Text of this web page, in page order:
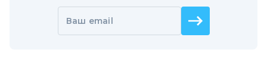
Ваш email